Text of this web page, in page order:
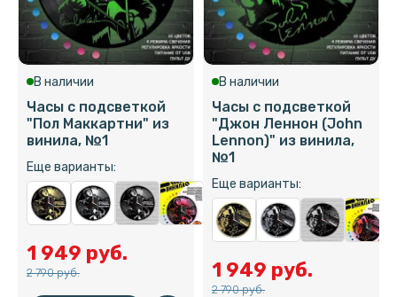
В наличии
Часы с подсветкой
"Пол Маккартни" из
винила, №1
Еще варианты:
1 949 руб.
2 790 руб.
В наличии
Часы с подсветкой
"Джон Леннон (John
Lennon)" из винила,
№1
Еще варианты:
1 949 руб.
2 790 руб.